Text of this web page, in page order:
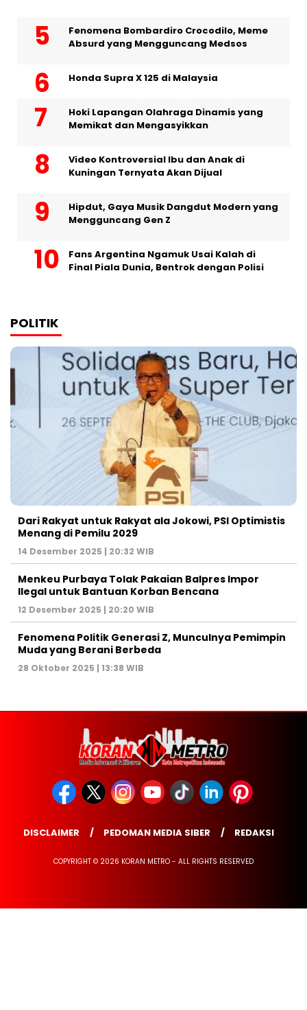
Fenomena Bombardiro Crocodilo, Meme
Absurd yang Mengguncang Medsos
Honda Supra X 125 di Malaysia
Hoki Lapangan Olahraga Dinamis yang
Memikat dan Mengasyikkan
Video Kontroversial Ibu dan Anak di
Kuningan Ternyata Akan Dijual
Hipdut, Gaya Musik Dangdut Modern yang
Mengguncang Gen Z
Fans Argentina Ngamuk Usai Kalah di
Final Piala Dunia, Bentrok dengan Polisi
POLITIK
Dari Rakyat untuk Rakyat ala Jokowi, PSI Optimistis
Menang di Pemilu 2029
14 Desember 2025 | 20:32 WIB
Menkeu Purbaya Tolak Pakaian Balpres Impor
Ilegal untuk Bantuan Korban Bencana
12 Desember 2025 | 20:20 WIB
Fenomena Politik Generasi Z, Munculnya Pemimpin
Muda yang Berani Berbeda
28 Oktober 2025 | 13:38 WIB
DISCLAIMER PEDOMAN MEDIA SIBER REDAKSI
COPYRIGHT © 2026 KORAN METRO - ALL RIGHTS RESERVED